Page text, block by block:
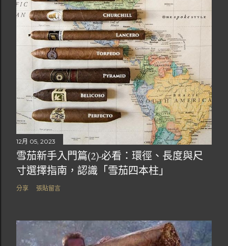
12月 05, 2023
雪茄新手入門篇(2)-必看：環徑、長度與尺
寸選擇指南，認識「雪茄四本柱」
分享 張貼留言